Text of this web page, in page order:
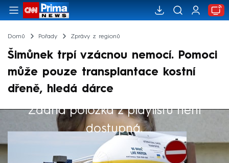
Domů Pořady Zprávy z regionů
Šimůnek trpí vzácnou nemocí. Pomoci
může pouze transplantace kostní
dřeně, hledá dárce
Žádná položka z playlistu není
dostupná.
Výběr redakce